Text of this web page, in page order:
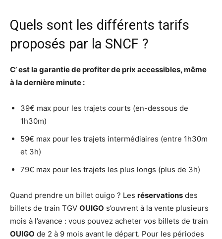
Quels sont les différents tarifs
proposés par la SNCF ?
C’estla garantie de profiter de prix accessibles, même
à la dernière minute :
39€ max pour les trajets courts (en-dessous de
1h30m)
59€ max pour les trajets intermédiaires (entre 1h30m
et 3h)
79€ max pour les trajets les plus longs (plus de 3h)
Quand prendre un billet ouigo ? Les réservations des
billets de train TGV OUIGO s’ouvrent à la vente plusieurs
mois à l’avance : vous pouvez acheter vos billets de train
OUIGO de 2 à 9 mois avant le départ. Pour les périodes